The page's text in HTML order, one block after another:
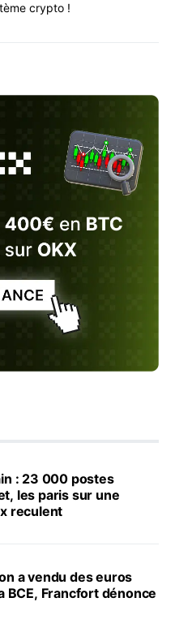
crypto !
: 23 000 postes
les paris sur une
reculent
a vendu des euros
BCE, Francfort dénonce